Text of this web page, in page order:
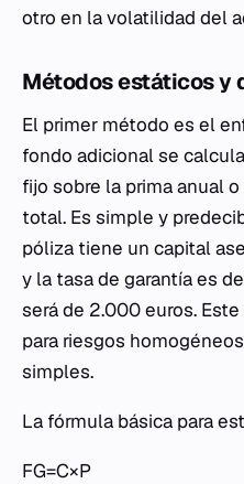
otro en la volatilidad del
Métodos estáticos y
El primer método es el
fondo adicional se
fijo sobre la prima anual
total. Es simple y
póliza tiene un capital
y la tasa de garantía es
será de 2.000 euros.
para riesgos
simples.
La fórmula básica para
FG=C×P